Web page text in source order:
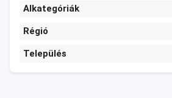
Alkategóriák
Régió
Település